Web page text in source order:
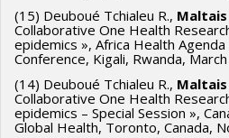
(15) Deuboué Tchialeu R., Maltais
Collaborative One Health
epidemics », Africa Health
Conference, Kigali, Rwanda,
(14) Deuboué Tchialeu R., Maltais
Collaborative One Health
epidemics – Special Session »,
Global Health, Toronto, Canada,